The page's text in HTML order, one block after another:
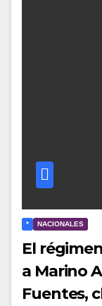
* NACIONALES
El
a Marino
Fuentes,